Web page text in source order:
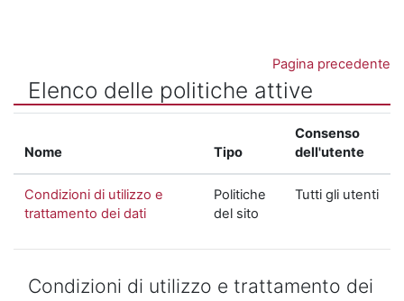
Pagina precedente
Elenco delle politiche attive
Nome Tipo
Consenso
dell'utente
Condizioni di utilizzo e
trattamento dei dati
Politiche
del sito
Tutti gli utenti
Condizioni di utilizzo e trattamento dei